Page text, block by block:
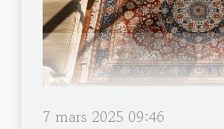
7 mars 2025 09:46